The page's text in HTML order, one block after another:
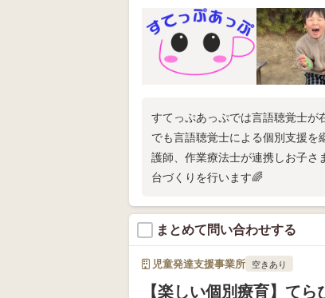
すてっぷあっぷでは言語聴覚士が
でも言語聴覚士による個別支援
護師、作業療法士が連携しお子さ
台づくりを行います🌈
まとめて問い合わせする
児童発達支援事業所 空きあり
【楽しい個別療育】て